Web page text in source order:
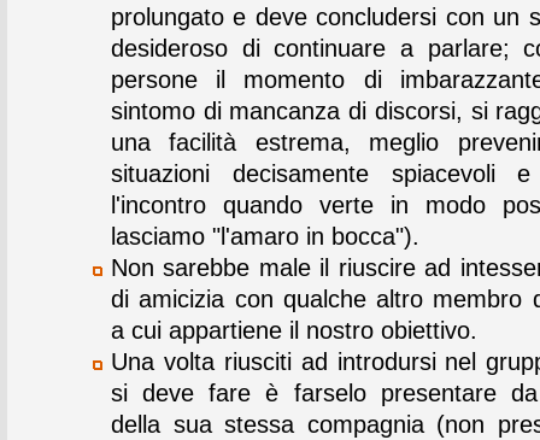
prolungato e deve concludersi con un
desideroso di continuare a parlare;
persone il momento di
sintomo di mancanza di discorsi, si
una facilità estrema, meglio
situazioni decisamente spiacevoli
l'incontro quando verte in modo
lasciamo "l'amaro in bocca").
Non sarebbe male il riuscire ad
di amicizia con qualche altro membro
a cui appartiene il nostro obiettivo.
Una volta riusciti ad introdursi nel
si deve fare è farselo presentare da
della sua stessa compagnia (non